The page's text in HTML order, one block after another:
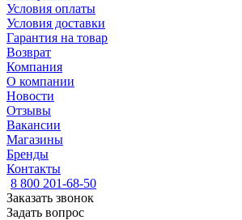
Условия оплаты
Условия доставки
Гарантия на товар
Возврат
Компания
О компании
Новости
Отзывы
Вакансии
Магазины
Бренды
Контакты
8 800 201-68-50
Заказать звонок
Задать вопрос